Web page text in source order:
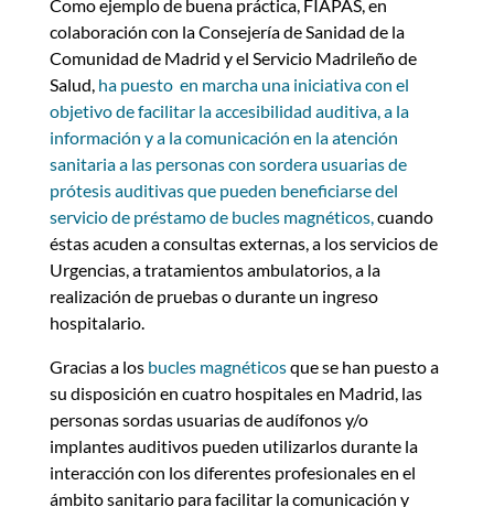
Como ejemplo de buena práctica, FIAPAS, en
colaboración con la Consejería de Sanidad de la
Comunidad de Madrid y el Servicio Madrileño de
Salud, ha puesto en marcha una iniciativa con el
objetivo de facilitar la accesibilidad auditiva, a la
información y a la comunicación en la atención
sanitaria a las personas con sordera usuarias de
prótesis auditivas que pueden beneficiarse del
servicio de préstamo de bucles magnéticos, cuando
éstas acuden a consultas externas, a los servicios de
Urgencias, a tratamientos ambulatorios, a la
realización de pruebas o durante un ingreso
hospitalario.
Gracias a los bucles magnéticosque se han puesto a
su disposición en cuatro hospitales en Madrid, las
personas sordas usuarias de audífonos y/o
implantes auditivos pueden utilizarlos durante la
interacción con los diferentes profesionales en el
ámbito sanitario para facilitar la comunicación y